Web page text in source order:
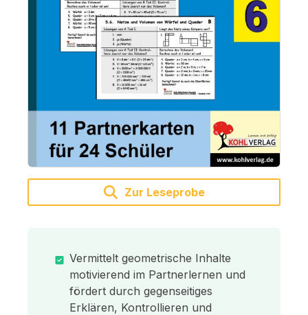
Zur Leseprobe
Vermittelt geometrische Inhalte
motivierend im Partnerlernen und
fördert durch gegenseitiges
Erklären, Kontrollieren und